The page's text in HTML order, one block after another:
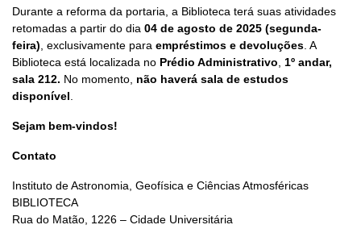
Durante a reforma da portaria, a Biblioteca terá suas atividades
retomadas a partir do dia 04 de agosto de 2025 (segunda-
feira) , exclusivamente para empréstimos e devoluções . A
Biblioteca está localizada no Prédio Administrativo
1º andar,
sala 212. No momento, não haverá sala de estudos
disponível
Sejam bem-vindos!
Contato
Instituto de Astronomia, Geofísica e Ciências Atmosféricas
BIBLIOTECA
Rua do Matão, 1226 – Cidade Universitária